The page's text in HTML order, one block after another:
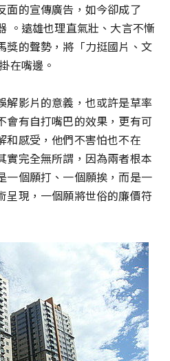
面的宣傳廣告，如今卻成了
。遠雄也理直氣壯、大言不慚
獎的聲勢，將「力挺國片、文
在嘴邊。
解影片的意義，也或許是草率
會有自打嘴巴的效果，更有可
和感受，他們不害怕也不在
實完全無所謂，因為兩者根本
一個願打、一個願挨，而是一
呈現，一個願將世俗的廉價符